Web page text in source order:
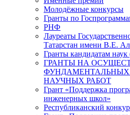
Молодёжные конкурсы
Гранты по
РНФ
Лауреаты
Татарстан имени В.Е.
Гранты кандидатам наук
ГРАНТЫ НА
НАУЧНЫХ РАБОТ
Грант «Поддержка
инженерных школ»
Республиканский